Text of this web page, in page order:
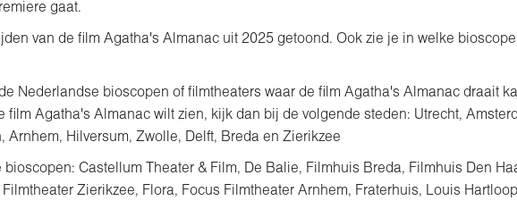
gaat.
van de film Agatha's Almanac uit 2025 getoond. Ook zie je in welke
Nederlandse bioscopen of filmtheaters waar de film Agatha's Almanac draait
Agatha's Almanac wilt zien, kijk dan bij de volgende steden: Utrecht,
Arnhem, Hilversum, Zwolle, Delft, Breda en Zierikzee
bioscopen: Castellum Theater & Film, De Balie, Filmhuis Breda, Filmhuis Den
Zierikzee, Flora, Focus Filmtheater Arnhem, Fraterhuis, Louis